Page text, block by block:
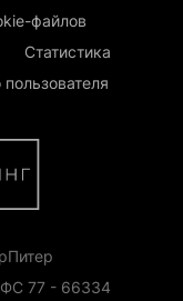
файлов
Статистика
77 - 66334